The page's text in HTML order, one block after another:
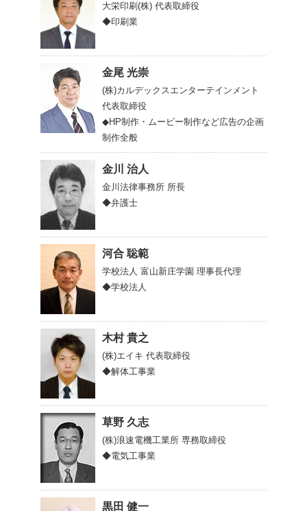
大栄印刷(株) 代表取締役
◆印刷業
金尾 光崇
(株)カルデックスエンターテインメント
代表取締役
◆HP制作・ムービー制作など広告の企画
制作全般
金川 治人
金川法律事務所 所長
◆弁護士
河合 聡範
学校法人 富山新庄学園 理事長代理
◆学校法人
木村 貴之
(株)エイキ 代表取締役
◆解体工事業
草野 久志
(株)浪速電機工業所 専務取締役
◆電気工事業
黒田 健一